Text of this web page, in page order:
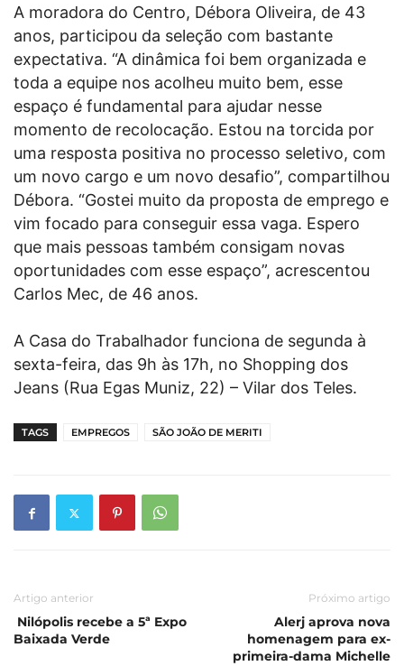
A moradora do Centro, Débora Oliveira, de 43
anos, participou da seleção com bastante
expectativa. “A dinâmica foi bem organizada e
toda a equipe nos acolheu muito bem, esse
espaço é fundamental para ajudar nesse
momento de recolocação. Estou na torcida por
uma resposta positiva no processo seletivo, com
um novo cargo e um novo desafio”, compartilhou
Débora. “Gostei muito da proposta de emprego e
vim focado para conseguir essa vaga. Espero
que mais pessoas também consigam novas
oportunidades com esse espaço”, acrescentou
Carlos Mec, de 46 anos.
A Casa do Trabalhador funciona de segunda à
sexta-feira, das 9h às 17h, no Shopping dos
Jeans (Rua Egas Muniz, 22) – Vilar dos Teles.
TAGS EMPREGOS SÃO JOÃO DE MERITI
Artigo anterior
Nilópolis recebe a 5ª Expo
Baixada Verde
Próximo artigo
Alerj aprova nova
homenagem para ex-
primeira-dama Michelle